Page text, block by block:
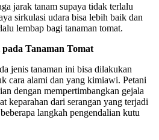
jarak tanam supaya tidak terlalu
sirkulasi udara bisa lebih baik dan
lembap bagi tanaman tomat.
Tanaman Tomat
jenis tanaman ini bisa dilakukan
cara alami dan yang kimiawi. Petani
dengan mempertimbangkan gejala
keparahan dari serangan yang terjadi
langkah pengendalian kutu